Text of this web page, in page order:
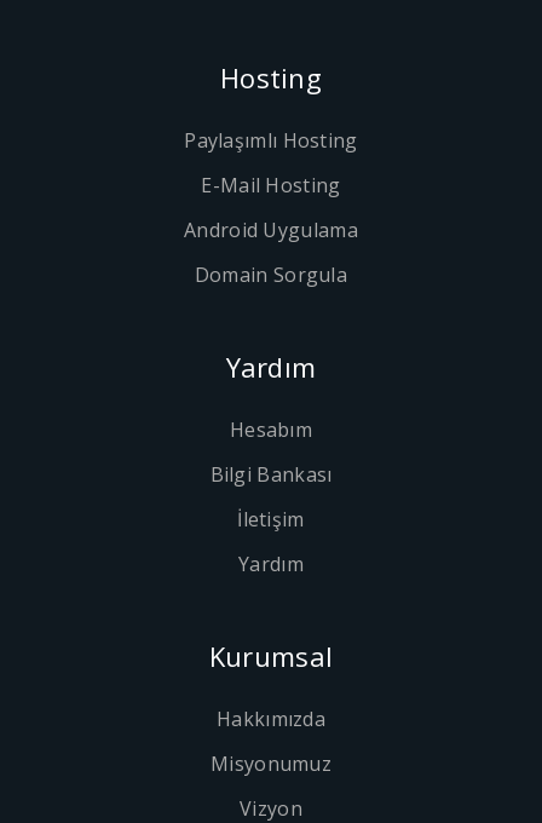
Hosting
Paylaşımlı Hosting
E-Mail Hosting
Android Uygulama
Domain Sorgula
Yardım
Hesabım
Bilgi Bankası
İletişim
Yardım
Kurumsal
Hakkımızda
Misyonumuz
Vizyon